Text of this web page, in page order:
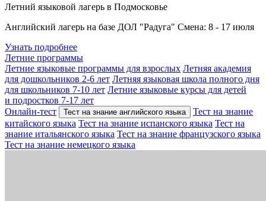
Летний языковой лагерь в Подмосковье
Английский лагерь на базе ДОЛ "Радуга" Смена: 8 - 17 июля
Узнать подробнее
Летние программы
Летние языковые программы для взрослых Летняя академия
для дошкольников 2-6 лет Летняя языковая школа полного дня
для школьников 7-10 лет Летние языковые курсы для детей
и подростков 7-17 лет
Онлайн-тест
Тест на знание английского языка
Тест на знание
китайского языка Тест на знание испанского языка Тест на
знание итальянского языка Тест на знание французского языка
Тест на знание немецкого языка